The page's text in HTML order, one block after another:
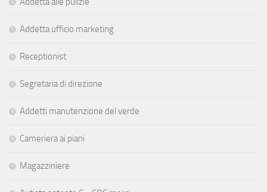
Addetta ufficio marketing
Receptionist
Segretaria di direzione
Addetti manutenzione del verde
Cameriera ai piani
Magazziniere